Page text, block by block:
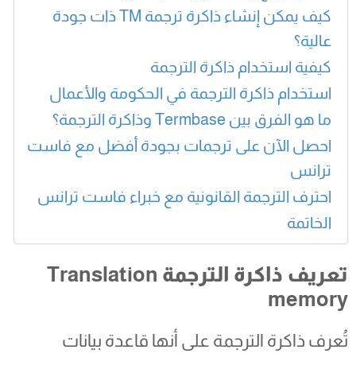
كيف يمكن إنشاء ذاكرة ترجمة TM ذات جودة
عالية؟
كيفية استخدام ذاكرة الترجمة
استخدام ذاكرة الترجمة في الحكومة والأعمال
ما هو الفرق بين Termbase وذاكرة الترجمة؟
احصل الآن على ترجمات بجودة أفضل مع فاست
ترانس
احترف الترجمة القانونية مع خبراء فاست ترانس
الخاتمة
تعريف ذاكرة الترجمةTranslation
memory
تُعرف ذاكرة الترجمة على أنها قاعدة بيانات